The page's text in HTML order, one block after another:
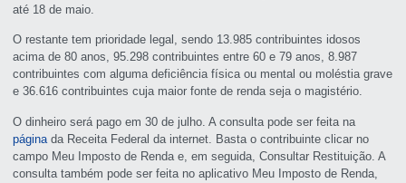
até 18 de maio.
O restante tem prioridade legal, sendo 13.985 contribuintes idosos
acima de 80 anos, 95.298 contribuintes entre 60 e 79 anos, 8.987
contribuintes com alguma deficiência física ou mental ou moléstia grave
e 36.616 contribuintes cuja maior fonte de renda seja o magistério.
O dinheiro será pago em 30 de julho. A consulta pode ser feita na
página da Receita Federal da internet. Basta o contribuinte clicar no
campo Meu Imposto de Renda e, em seguida, Consultar Restituição. A
consulta também pode ser feita no aplicativo Meu Imposto de Renda,